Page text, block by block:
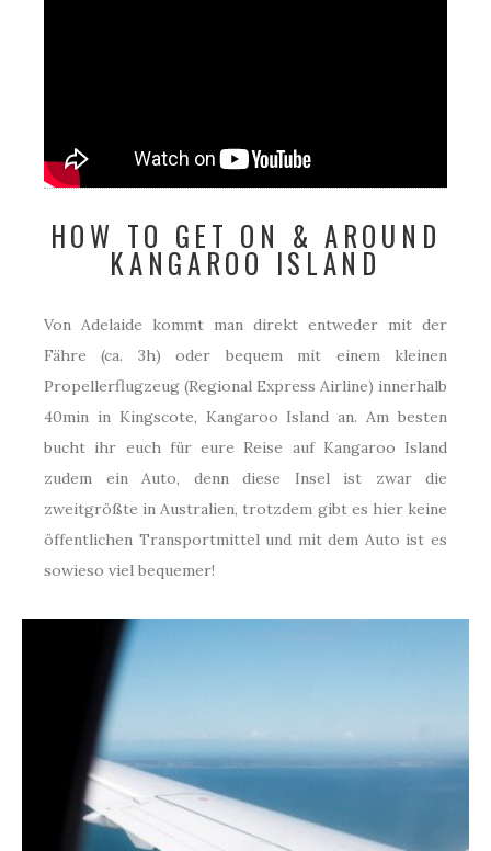
HOW TO GET ON & AROUND
KANGAROO ISLAND
Von Adelaide kommt man direkt entweder mit der
Fähre (ca. 3h) oder bequem mit einem kleinen
Propellerflugzeug (Regional Express Airline) innerhalb
40min in Kingscote, Kangaroo Island an. Am besten
bucht ihr euch für eure Reise auf Kangaroo Island
zudem ein Auto, denn diese Insel ist zwar die
zweitgrößte in Australien, trotzdem gibt es hier keine
öffentlichen Transportmittel und mit dem Auto ist es
sowieso viel bequemer!